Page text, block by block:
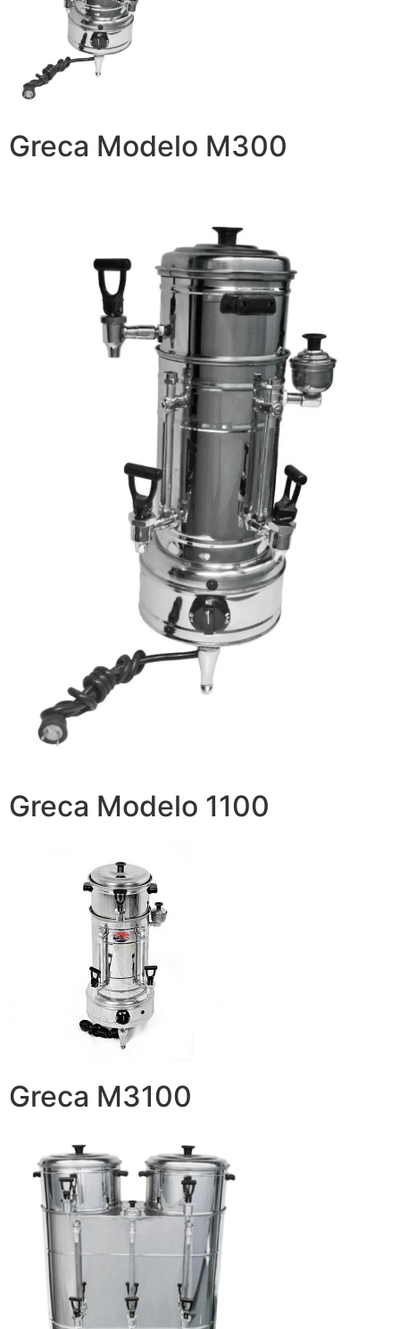
Greca Modelo M300
Greca Modelo 1100
Greca M3100